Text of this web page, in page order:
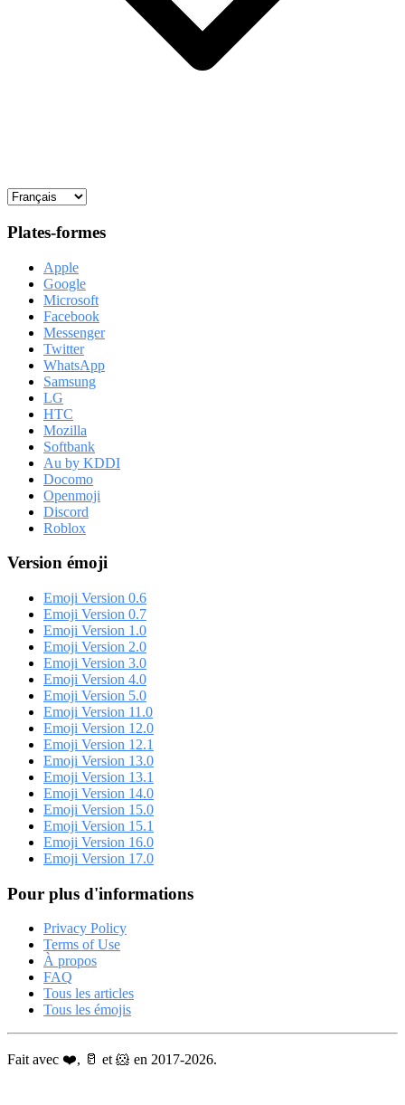
Plates-formes
Apple
Google
Microsoft
Facebook
Messenger
Twitter
WhatsApp
Samsung
LG
HTC
Mozilla
Softbank
Au by KDDI
Docomo
Openmoji
Discord
Roblox
Version émoji
Emoji Version 0.6
Emoji Version 0.7
Emoji Version 1.0
Emoji Version 2.0
Emoji Version 3.0
Emoji Version 4.0
Emoji Version 5.0
Emoji Version 11.0
Emoji Version 12.0
Emoji Version 12.1
Emoji Version 13.0
Emoji Version 13.1
Emoji Version 14.0
Emoji Version 15.0
Emoji Version 15.1
Emoji Version 16.0
Emoji Version 17.0
Pour plus d'informations
Privacy Policy
Terms of Use
À propos
FAQ
Tous les articles
Tous les émojis
Fait avec ❤️, 🥛 et 🐹 en 2017-2026.